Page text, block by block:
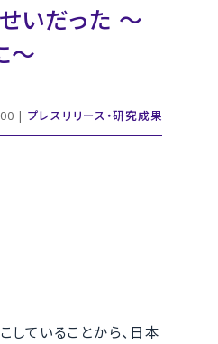
いだった ～
～
| プレスリリース・研究成果
ていることから、日本